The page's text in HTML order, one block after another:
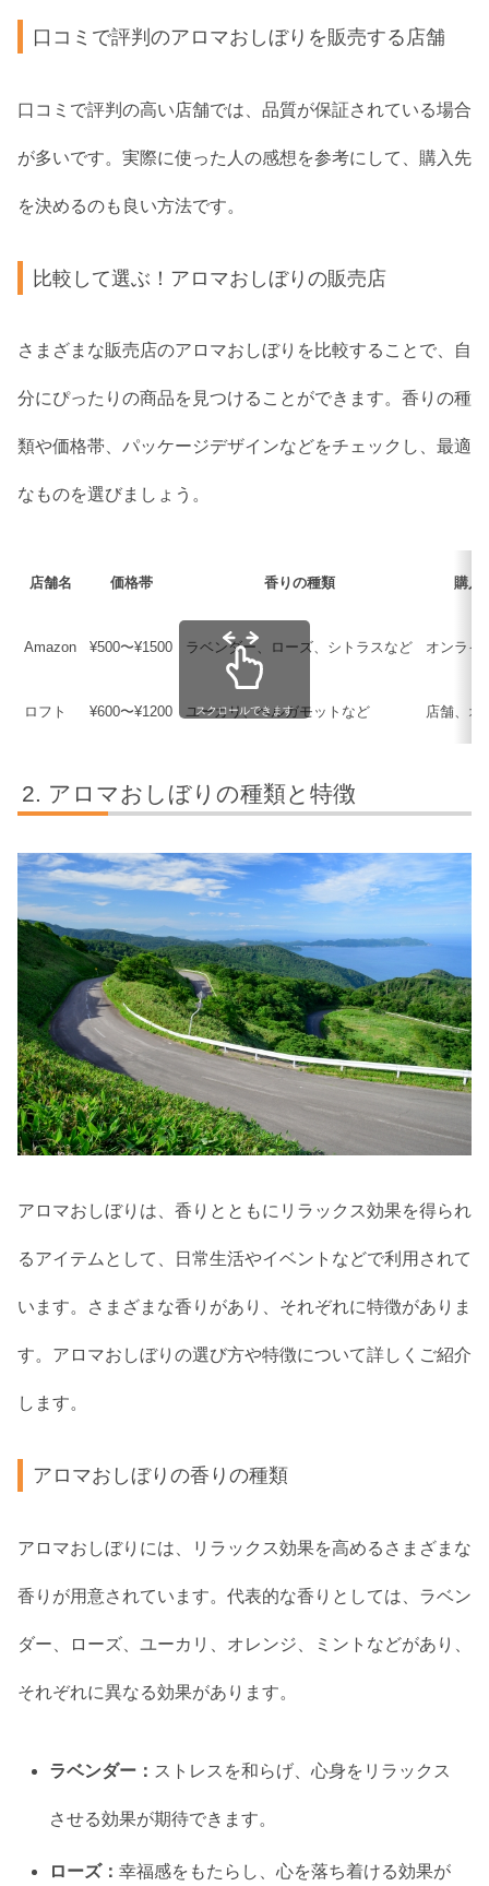
口コミで評判のアロマおしぼりを販売する店舗
口コミで評判の高い店舗では、品質が保証されている場合
が多いです。実際に使った人の感想を参考にして、購入先
を決めるのも良い方法です。
比較して選ぶ！アロマおしぼりの販売店
さまざまな販売店のアロマおしぼりを比較することで、自
分にぴったりの商品を見つけることができます。香りの種
類や価格帯、パッケージデザインなどをチェックし、最適
なものを選びましょう。
店舗名 価格帯 香りの種類 購入
Amazon ¥500〜¥1500 ラベンダー、ローズ、シトラスなど オンライ
ロフト ¥600〜¥1200 ユーカリ、ベルガモットなど 店舗、オ
スクロールできます
アロマおしぼりの種類と特徴
アロマおしぼりは、香りとともにリラックス効果を得られ
るアイテムとして、日常生活やイベントなどで利用されて
います。さまざまな香りがあり、それぞれに特徴がありま
す。アロマおしぼりの選び方や特徴について詳しくご紹介
します。
アロマおしぼりの香りの種類
アロマおしぼりには、リラックス効果を高めるさまざまな
香りが用意されています。代表的な香りとしては、ラベン
ダー、ローズ、ユーカリ、オレンジ、ミントなどがあり、
それぞれに異なる効果があります。
ラベンダー： ストレスを和らげ、心身をリラックス
させる効果が期待できます。
ローズ：幸福感をもたらし、心を落ち着ける効果が